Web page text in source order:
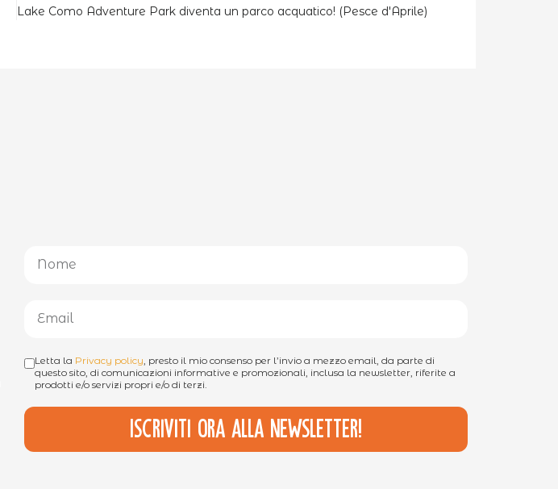
Lake Como Adventure Park diventa un parco acquatico! (Pesce d'Aprile)
Letta la Privacy policy , presto il mio consenso per l’invio a mezzo email, da parte di
questo sito, di comunicazioni informative e promozionali, inclusa la newsletter, riferite a
prodotti e/o servizi propri e/o di terzi.
Iscriviti ora alla newsletter!